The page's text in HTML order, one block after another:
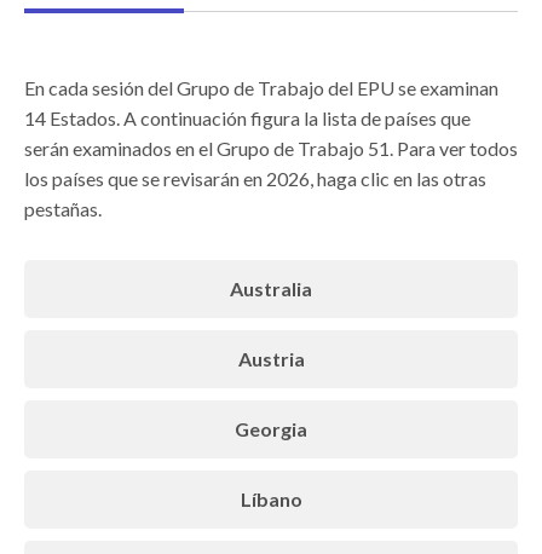
En cada sesión del Grupo de Trabajo del EPU se examinan
14 Estados. A continuación figura la lista de países que
serán examinados en el Grupo de Trabajo 51. Para ver todos
los países que se revisarán en 2026, haga clic en las otras
pestañas.
Australia
Austria
Georgia
Líbano